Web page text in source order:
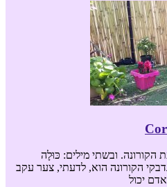
הקורונה. ובשתי מילים: כּוּלָה
הקורונה הוא, לדעתי, צער עקב
יכול